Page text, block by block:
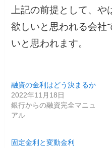
上記の前提として、や
欲しいと思われる会社
いと思われます。
融資の金利はどう決まるか
2022年11月18日
銀行からの融資完全マニュ
アル
固定金利と変動金利